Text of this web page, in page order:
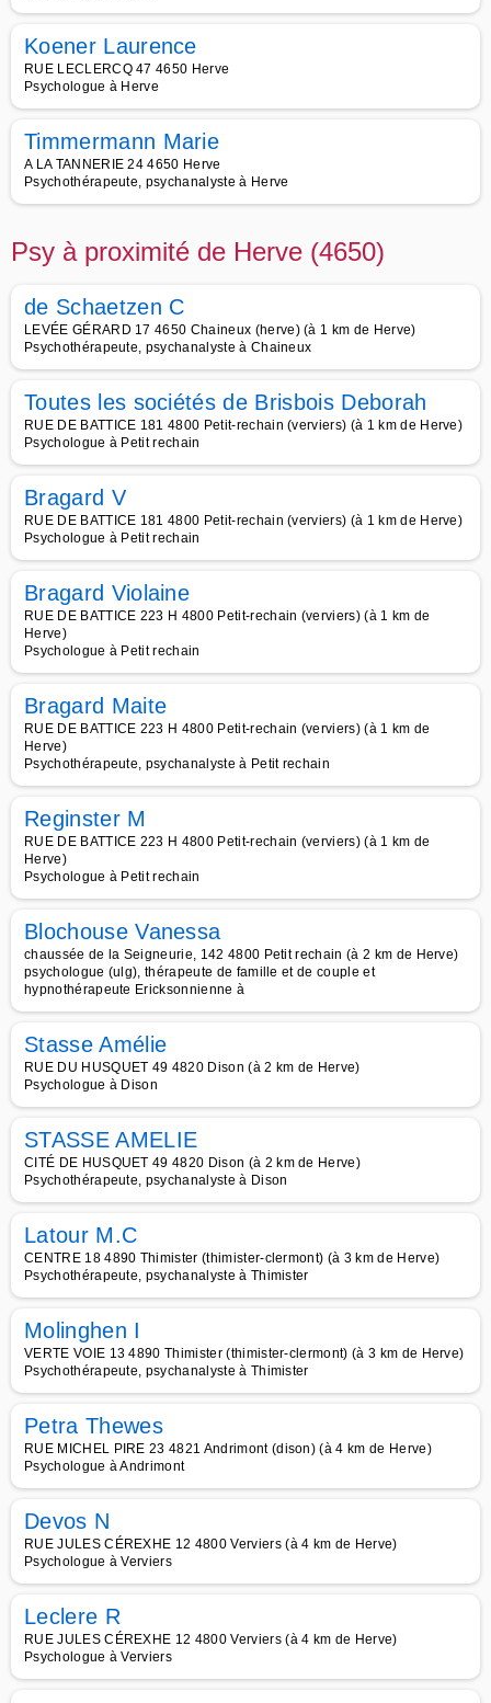
Koener Laurence
RUE LECLERCQ 47 4650 Herve
Psychologue à Herve
Timmermann Marie
A LA TANNERIE 24 4650 Herve
Psychothérapeute, psychanalyste à Herve
Psy à proximité de Herve (4650)
de Schaetzen C
LEVÉE GÉRARD 17 4650 Chaineux (herve) (à 1 km de Herve)
Psychothérapeute, psychanalyste à Chaineux
Toutes les sociétés de Brisbois Deborah
RUE DE BATTICE 181 4800 Petit-rechain (verviers) (à 1 km de Herve)
Psychologue à Petit rechain
Bragard V
RUE DE BATTICE 181 4800 Petit-rechain (verviers) (à 1 km de Herve)
Psychologue à Petit rechain
Bragard Violaine
RUE DE BATTICE 223 H 4800 Petit-rechain (verviers) (à 1 km de
Herve)
Psychologue à Petit rechain
Bragard Maite
RUE DE BATTICE 223 H 4800 Petit-rechain (verviers) (à 1 km de
Herve)
Psychothérapeute, psychanalyste à Petit rechain
Reginster M
RUE DE BATTICE 223 H 4800 Petit-rechain (verviers) (à 1 km de
Herve)
Psychologue à Petit rechain
Blochouse Vanessa
chaussée de la Seigneurie, 142 4800 Petit rechain (à 2 km de Herve)
psychologue (ulg), thérapeute de famille et de couple et
hypnothérapeute Ericksonnienne à
Stasse Amélie
RUE DU HUSQUET 49 4820 Dison (à 2 km de Herve)
Psychologue à Dison
STASSE AMELIE
CITÉ DE HUSQUET 49 4820 Dison (à 2 km de Herve)
Psychothérapeute, psychanalyste à Dison
Latour M.C
CENTRE 18 4890 Thimister (thimister-clermont) (à 3 km de Herve)
Psychothérapeute, psychanalyste à Thimister
Molinghen I
VERTE VOIE 13 4890 Thimister (thimister-clermont) (à 3 km de Herve)
Psychothérapeute, psychanalyste à Thimister
Petra Thewes
RUE MICHEL PIRE 23 4821 Andrimont (dison) (à 4 km de Herve)
Psychologue à Andrimont
Devos N
RUE JULES CÉREXHE 12 4800 Verviers (à 4 km de Herve)
Psychologue à Verviers
Leclere R
RUE JULES CÉREXHE 12 4800 Verviers (à 4 km de Herve)
Psychologue à Verviers